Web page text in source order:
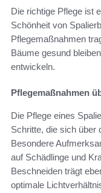
Die richtige Pflege ist
Schönheit von
Pflegemaßnahmen
Bäume gesund
entwickeln.
Pflegemaßnahmen
Die Pflege eines
Schritte, die sich über
Besondere
auf Schädlinge und
Beschneiden trägt
optimale